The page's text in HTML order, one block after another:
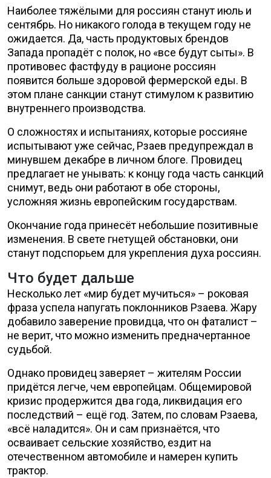
Наиболее тяжёлыми для россиян станут июль и
сентябрь. Но никакого голода в текущем году не
ожидается. Да, часть продуктовых брендов
Запада пропадёт с полок, но «все будут сыты». В
противовес фастфуду в рационе россиян
появится больше здоровой фермерской еды. В
этом плане санкции станут стимулом к развитию
внутреннего производства.
О сложностях и испытаниях, которые россияне
испытывают уже сейчас, Рзаев предупреждал в
минувшем декабре в личном блоге. Провидец
предлагает не унывать: к концу года часть санкций
снимут, ведь они работают в обе стороны,
усложняя жизнь европейским государствам.
Окончание года принесёт небольшие позитивные
изменения. В свете гнетущей обстановки, они
станут подспорьем для укрепления духа россиян.
Что будет дальше
Несколько лет «мир будет мучиться» – роковая
фраза успела напугать поклонников Рзаева. Жару
добавило заверение провидца, что он фаталист –
не верит, что можно изменить предначертанное
судьбой.
Однако провидец заверяет – жителям России
придётся легче, чем европейцам. Общемировой
кризис продержится два года, ликвидация его
последствий – ещё год. Затем, по словам Рзаева,
«всё наладится». Он и сам признаётся, что
осваивает сельские хозяйство, ездит на
отечественном автомобиле и намерен купить
трактор.